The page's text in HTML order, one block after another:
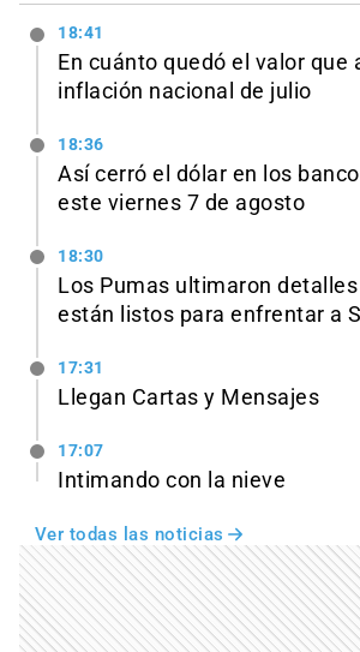
18:41
En cuánto quedó el valor que
inflación nacional de julio
18:36
Así cerró el dólar en los
este viernes 7 de agosto
18:30
Los Pumas ultimaron
están listos para enfrentar a
17:31
Llegan Cartas y Mensajes
17:07
Intimando con la nieve
Ver todas las noticias